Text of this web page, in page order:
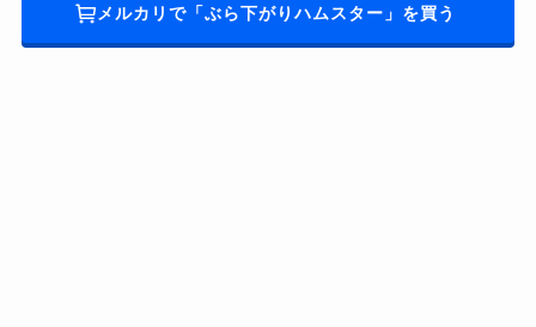
メルカリで「ぶら下がりハムスター」を買う